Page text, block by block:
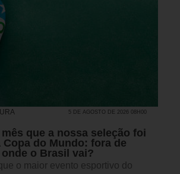
5 DE AGOSTO DE 2026 08H00
que a nossa seleção foi
Copa do Mundo: fora de
o Brasil vai?
o maior evento esportivo do